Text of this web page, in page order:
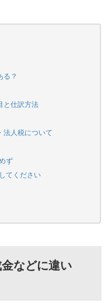
る？
と仕訳方法
法人税について
ず
てください
などに違い